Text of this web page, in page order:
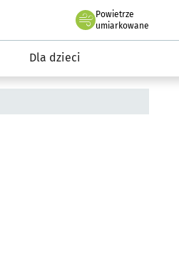
Powietrze
we Wrocławiu
umiarkowane
Dla dzieci